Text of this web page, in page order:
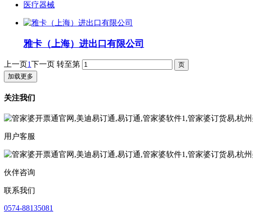
医疗器械
雅卡（上海）进出口有限公司
上一页1下一页 转至第
加载更多
关注我们
用户客服
伙伴咨询
联系我们
0574-88135081